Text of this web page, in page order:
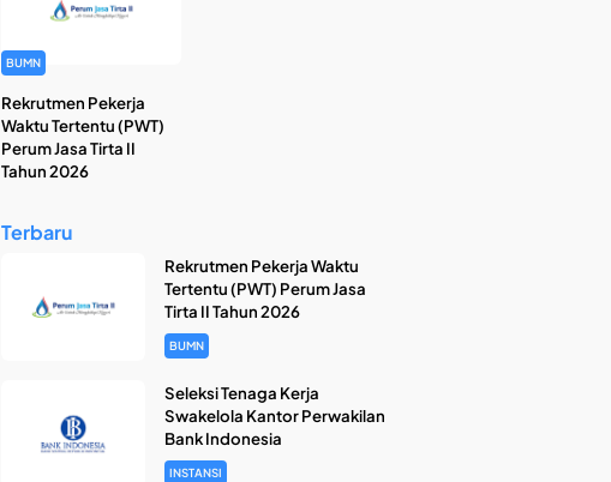
BUMN
Rekrutmen Pekerja
Waktu Tertentu (PWT)
Perum Jasa Tirta II
Tahun 2026
Terbaru
Rekrutmen Pekerja Waktu
Tertentu (PWT) Perum Jasa
Tirta II Tahun 2026
BUMN
Seleksi Tenaga Kerja
Swakelola Kantor Perwakilan
Bank Indonesia
INSTANSI